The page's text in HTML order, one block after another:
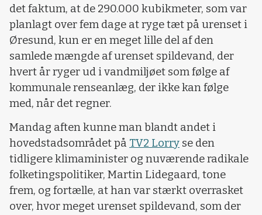
det faktum, at de 290.000 kubikmeter, som var
planlagt over fem dage at ryge tæt på urenset i
Øresund, kun er en meget lille del af den
samlede mængde af urenset spildevand, der
hvert år ryger ud i vandmiljøet som følge af
kommunale renseanlæg, der ikke kan følge
med, når det regner.
Mandag aften kunne man blandt andet i
hovedstadsområdet på TV2 Lorry se den
tidligere klimaminister og nuværende radikale
folketingspolitiker, Martin Lidegaard, tone
frem, og fortælle, at han var stærkt overrasket
over, hvor meget urenset spildevand, som der